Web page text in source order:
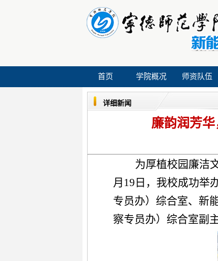
首页 学院概况 师资队伍
详细新闻
廉韵润芳
为厚植校园廉洁
月19日，我校成功举
专员办）综合室、新
察专员办）综合室副